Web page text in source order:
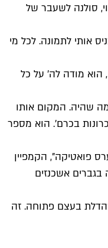
סולנה לשעבר של
אותי לתמונה. לכל מי
הוא מודה לה' על כל
שהיה. המקום אותו
בכרם'. הוא מספר
פואטיקה", הקמפיין
אשכנזים
בעצם פתוחה. זה